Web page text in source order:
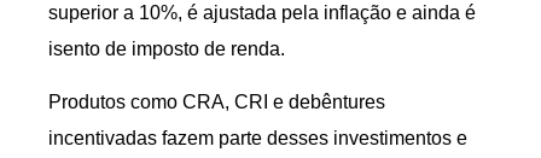
superior a 10%, é ajustada pela inflação e ainda é
isento de imposto de renda.
Produtos como CRA, CRI e debêntures
incentivadas fazem parte desses investimentos e